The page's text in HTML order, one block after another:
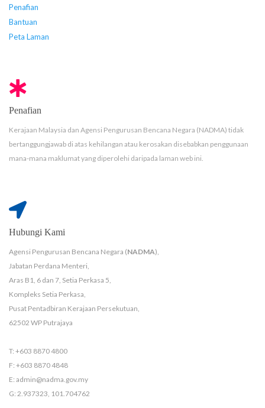
Penafian
Bantuan
Peta Laman
Penafian
Kerajaan Malaysia dan Agensi Pengurusan Bencana Negara (NADMA) tidak
bertanggungjawab di atas kehilangan atau kerosakan disebabkan penggunaan
mana-mana maklumat yang diperolehi daripada laman web ini.
Hubungi Kami
Agensi Pengurusan Bencana Negara (NADMA),
Jabatan Perdana Menteri,
Aras B1, 6 dan 7, Setia Perkasa 5,
Kompleks Setia Perkasa,
Pusat Pentadbiran Kerajaan Persekutuan,
62502 WP Putrajaya
T: +603 8870 4800
F: +603 8870 4848
E: admin@nadma.gov.my
G: 2.937323, 101.704762